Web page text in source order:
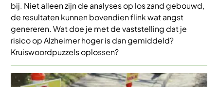
bij. Niet alleen zijn de analyses op los zand gebouwd,
de resultaten kunnen bovendien flink wat angst
genereren. Wat doe je met de vaststelling dat je
risico op Alzheimer hoger is dan gemiddeld?
Kruiswoordpuzzels oplossen?
Afbeelding